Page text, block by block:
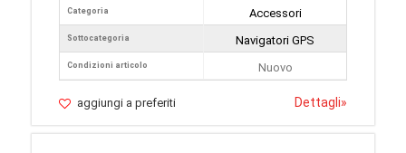
Categoria
Sottocategoria
Condizioni articolo
Accessori
Navigatori GPS
Nuovo
aggiungi a preferiti Dettagli»